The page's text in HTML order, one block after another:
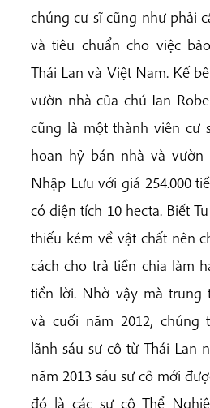
chúng cư sĩ cũng như phải
và tiêu chuẩn cho việc
Thái Lan và Việt Nam. Kế
vườn nhà của chú Ian
cũng là một thành viên cư
hoan hỷ bán nhà và vườn
Nhập Lưu với giá 254.000
có diện tích 10 hecta. Biết
thiếu kém về vật chất nên
cách cho trả tiền chia làm
tiền lời. Nhờ vậy mà trung
và cuối năm 2012,
lãnh sáu sư cô từ Thái Lan
năm 2013 sáu sư cô mới
đó là các sư cô Thể